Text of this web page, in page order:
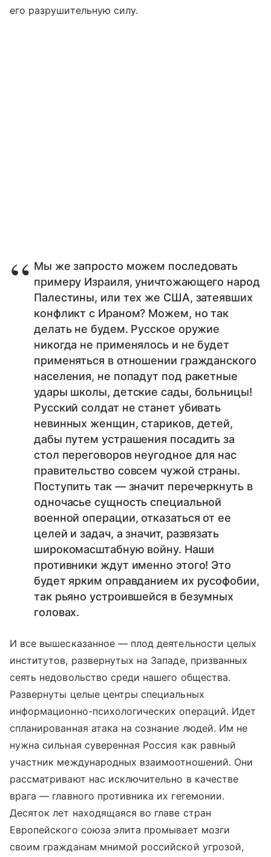
его разрушительную силу.
Мы же запросто можем последовать
примеру Израиля, уничтожающего народ
Палестины, или тех же США, затеявших
конфликт с Ираном? Можем, но так
делать не будем. Русское оружие
никогда не применялось и не будет
применяться в отношении гражданского
населения, не попадут под ракетные
удары школы, детские сады, больницы!
Русский солдат не станет убивать
невинных женщин, стариков, детей,
дабы путем устрашения посадить за
стол переговоров неугодное для нас
правительство совсем чужой страны.
Поступить так — значит перечеркнуть в
одночасье сущность специальной
военной операции, отказаться от ее
целей и задач, а значит, развязать
широкомасштабную войну. Наши
противники ждут именно этого! Это
будет ярким оправданием их русофобии,
так рьяно устроившейся в безумных
головах.
И все вышесказанное — плод деятельности целых
институтов, развернутых на Западе, призванных
сеять недовольство среди нашего общества.
Развернуты целые центры специальных
информационно-психологических операций. Идет
спланированная атака на сознание людей. Им не
нужна сильная суверенная Россия как равный
участник международных взаимоотношений. Они
рассматривают нас исключительно в качестве
врага — главного противника их гегемонии.
Десяток лет находящаяся во главе стран
Европейского союза элита промывает мозги
своим гражданам мнимой российской угрозой,